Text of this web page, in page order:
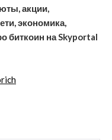
акции,
экономика,
биткоин на Skyportal